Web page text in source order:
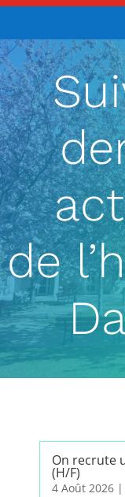
de
On recrute
(H/F)
4 Août 2026 |